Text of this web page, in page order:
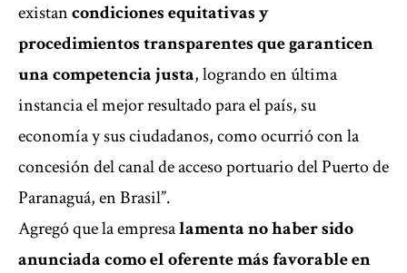
existancondiciones equitativas y
procedimientos transparentes que garanticen
una competencia justa, logrando en última
instancia el mejor resultado para el país, su
economía y sus ciudadanos, como ocurrió con la
concesión del canal de acceso portuario del Puerto de
Paranaguá, en Brasil”.
Agregó que la empresalamenta no haber sido
anunciada como el oferente más favorable en